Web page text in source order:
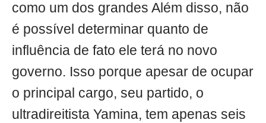
como um dos grandes Além disso, não
é possível determinar quanto de
influência de fato ele terá no novo
governo. Isso porque apesar de ocupar
o principal cargo, seu partido, o
ultradireitista Yamina, tem apenas seis